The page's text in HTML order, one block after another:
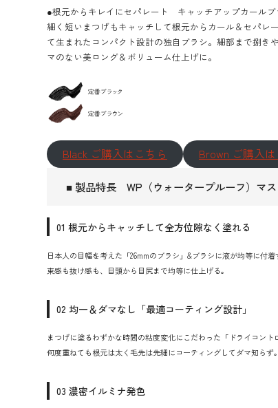
●根元からキレイにセパレート キャッチアップカールブ
細く短いまつげもキャッチして根元からカール＆セパレ
て生まれたコンパクト設計の独自ブラシ。細部まで捌き
マのない美ロング＆ボリューム仕上げに。
Black ご購入はこちら Brown ご購入
■ 製品特長 WP（ウォータープルーフ）マ
01 根元からキャッチして全方位隙なく塗れる
日本人の目幅を考えた「26mmのブラシ」&ブラシに液が均等に付着
束感も抜け感も、目頭から目尻まで均等に仕上げる。
02 均一＆ダマなし「最適コーティング設計」
まつげに塗るわずかな時間の粘度変化にこだわった「ドライコント
何度重ねても根元は太く毛先は先細にコーティングしてダマ知らず。
03 濃密イルミナ発色